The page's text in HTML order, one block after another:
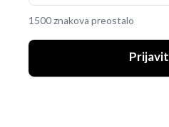
1500 znakova preostalo